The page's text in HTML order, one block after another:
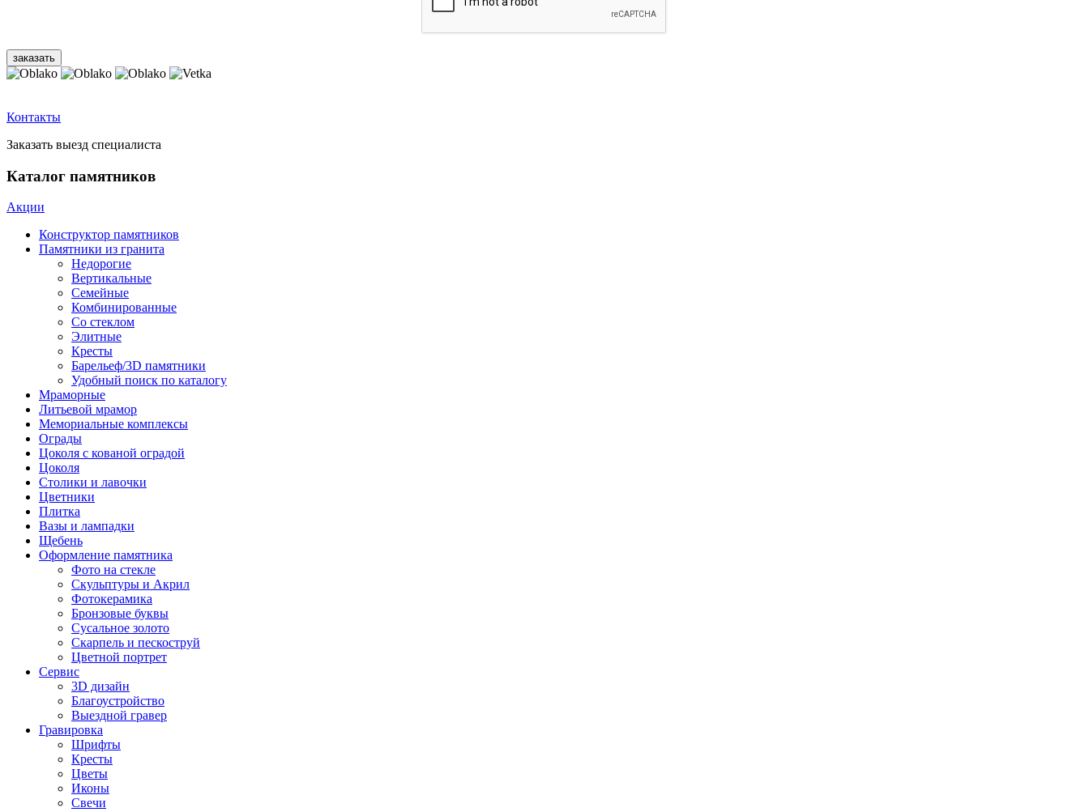
Контакты
Заказать выезд специалиста
Каталог памятников
Акции
Конструктор памятников
Памятники из гранита
Недорогие
Вертикальные
Семейные
Комбинированные
Со стеклом
Элитные
Кресты
Барельеф/3D памятники
Удобный поиск по каталогу
Мраморные
Литьевой мрамор
Мемориальные комплексы
Ограды
Цоколя с кованой оградой
Цоколя
Столики и лавочки
Цветники
Плитка
Вазы и лампадки
Щебень
Оформление памятника
Фото на стекле
Скульптуры и Акрил
Фотокерамика
Бронзовые буквы
Сусальное золото
Скарпель и пескоструй
Цветной портрет
Сервис
3D дизайн
Благоустройство
Выездной гравер
Гравировка
Шрифты
Кресты
Цветы
Иконы
Свечи